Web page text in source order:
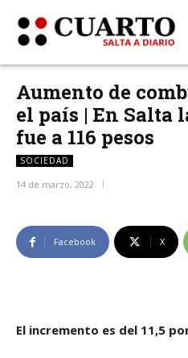
Aumento de
el país | En Salta
fue a 116 pesos
SOCIEDAD
14 de marzo, 2022
Facebook X
El incremento es del 11,5